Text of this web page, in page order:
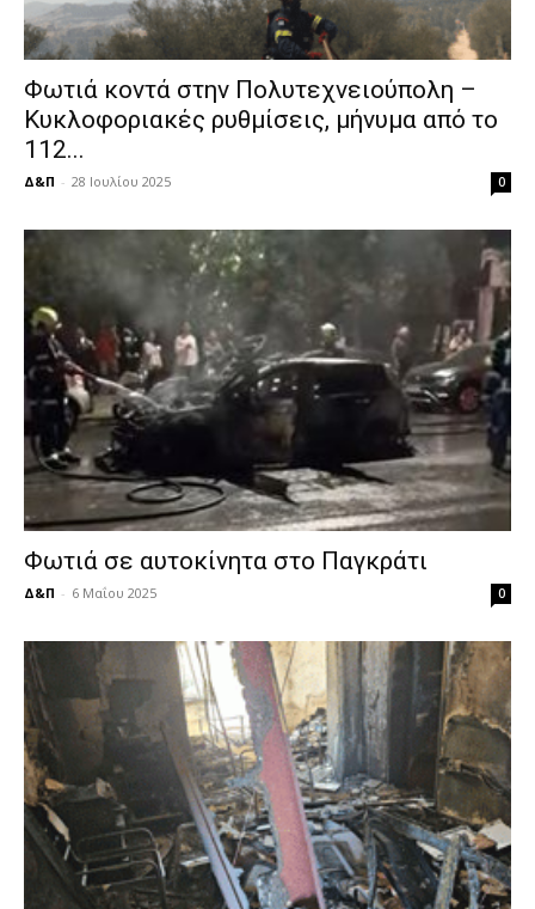
Φωτιά κοντά στην Πολυτεχνειούπολη –
Κυκλοφοριακές ρυθμίσεις, μήνυμα από το
112...
Δ&Π - 28 Ιουλίου 2025 0
Φωτιά σε αυτοκίνητα στο Παγκράτι
Δ&Π - 6 Μαΐου 2025 0